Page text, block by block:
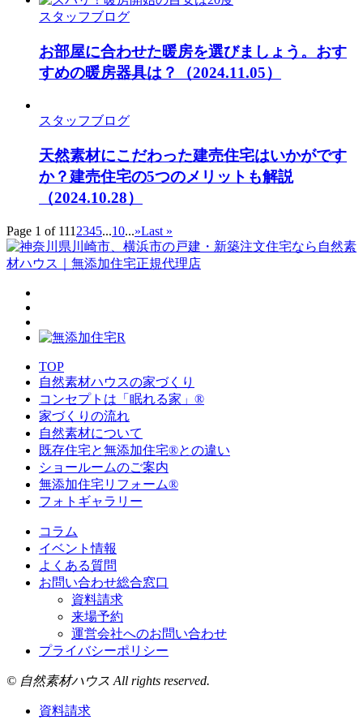
スタッフブログ
お部屋に合わせた暖房を選びましょう。おす
すめの暖房器具は？
（2024.11.05）
スタッフブログ
天然素材にこだわった建売住宅はいかがです
か？建売住宅の5つのメリットも解説
（2024.10.28）
Page 1 of 111 2345...10...»Last »
TOP
自然素材ハウスの家づくり
コンセプトは「眠れる家」®
家づくりの流れ
自然素材について
既存住宅と無添加住宅®との違い
ショールームのご案内
無添加住宅リフォーム®
フォトギャラリー
コラム
イベント情報
よくある質問
お問い合わせ総合窓口
資料請求
来場予約
運営会社へのお問い合わせ
プライバシーポリシー
© 自然素材ハウス All rights reserved.
資料請求